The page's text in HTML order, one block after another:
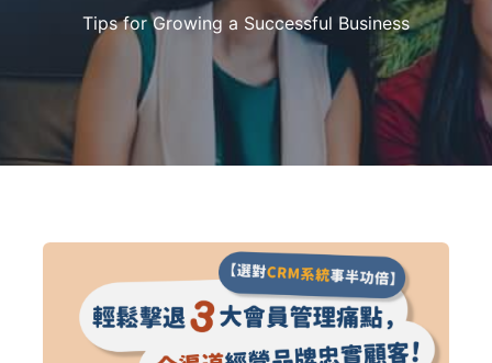
Tips for Growing a Successful Business